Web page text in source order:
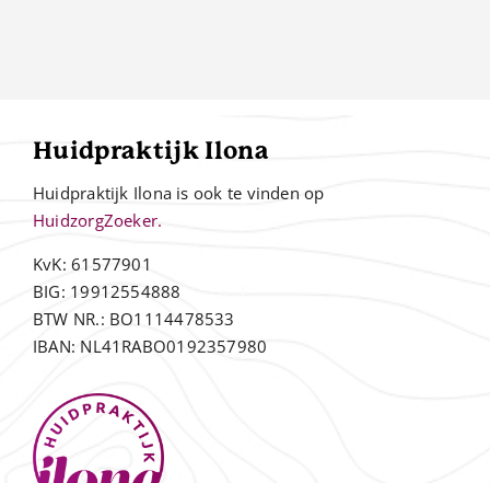
Huidpraktijk Ilona
Huidpraktijk Ilona is ook te vinden op
HuidzorgZoeker.
KvK: 61577901
BIG: 19912554888
BTW NR.: BO1114478533
IBAN: NL41RABO0192357980